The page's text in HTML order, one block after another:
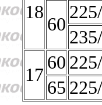
18
60
17
60
65